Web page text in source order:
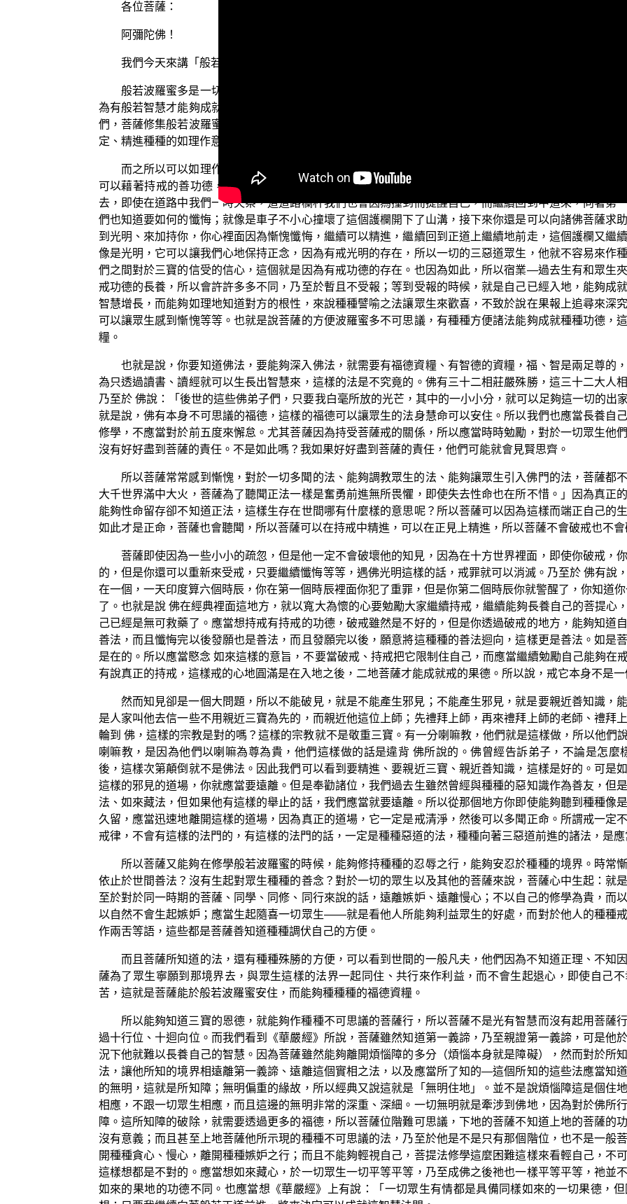
各位菩薩：
阿彌陀佛！
我們今天來講「般若波羅蜜多」。
般若波羅蜜多是一切菩薩所當修學，因為般若波羅蜜所引生的智慧，能夠長養其他的五度波羅蜜，乃
為有般若智慧才能夠成就。而菩薩修學般若波羅蜜的時候，一般人就以為是只要專心在經典上用功，這樣
們，菩薩修集般若波羅蜜多的時候，一樣要修學種種的功德，一樣要修集種種的福德，而這些功德、福德
定、精進種種的如理作意之行。
而之所以可以如理作意，就是因為般若智慧作為整個波羅蜜多的主幹，可以依此正道而行。菩薩因此
可以藉著持戒的善功德，可以不墮落到三惡道去。戒就像是我們行走道路的欄杆，又像是道路的護欄，
去，即使在道路中我們一時失察，這道路欄杆我們也會因為撞到而提醒自己，而繼續回到中道來，向著第
們也知道要如何的懺悔；就像是車子不小心撞壞了這個護欄開下了山溝，接下來你還是可以向諸佛菩薩求
到光明、來加持你，你心裡面因為慚愧懺悔，繼續可以精進，繼續回到正道上繼續地前走，這個護欄又繼
像是光明，它可以讓我們心地保持正念，因為有戒光明的存在，所以一切的三惡道眾生，他就不容易來作
們之間對於三寶的信受的信心，這個就是因為有戒功德的存在。也因為如此，所以宿業—過去生有和眾生
戒功德的長養，所以會許許多多不同，乃至於暫且不受報；等到受報的時候，就是自己已經入地，能夠成
智慧增長，而能夠如理地知道對方的根性，來說種種譬喻之法讓眾生來歡喜，不致於說在果報上追尋來深
可以讓眾生感到慚愧等等。也就是說菩薩的方便波羅蜜多不可思議，有種種方便諸法能夠成就種種功德，
糧。
也就是說，你要知道佛法，要能夠深入佛法，就需要有福德資糧、有智德的資糧，福、智是兩足尊的
為只透過讀書、讀經就可以生長出智慧來，這樣的法是不究竟的。佛有三十二相莊嚴殊勝，這三十二大人
乃至於 佛說：「後世的這些佛弟子們，只要我白毫所放的光芒，其中的一小小分，就可以足夠這一切的出
就是說，佛有本身不可思議的福德，這樣的福德可以讓眾生的法身慧命可以安住。所以我們也應當長養自
修學，不應當對於前五度來懈怠。尤其菩薩因為持受菩薩戒的關係，所以應當時時勉勵，對於一切眾生他
沒有好好盡到菩薩的責任。不是如此嗎？我如果好好盡到菩薩的責任，他們可能就會見賢思齊。
所以菩薩常常感到慚愧，對於一切多聞的法、能夠調教眾生的法、能夠讓眾生引入佛門的法，菩薩都
大千世界滿中大火，菩薩為了聽聞正法一樣是奮勇前進無所畏懼，即使失去性命也在所不惜。」因為真正
能夠性命留存卻不知道正法，這樣生存在世間哪有什麼樣的意思呢？所以菩薩可以因為這樣而端正自己的
如此才是正命，菩薩也會聽聞，所以菩薩可以在持戒中精進，可以在正見上精進，所以菩薩不會破戒也不會
菩薩即使因為一些小小的疏忽，但是他一定不會破壞他的知見，因為在十方世界裡面，即使你破戒，
的，但是你還可以重新來受戒，只要繼續懺悔等等，遇佛光明這樣的話，戒罪就可以消滅。乃至於 佛有說
在一個，一天印度算六個時辰，你在第一個時辰裡面你犯了重罪，但是你第二個時辰你就警醒了，你知道
了。也就是說 佛在經典裡面這地方，就以寬大為懷的心要勉勵大家繼續持戒，繼續能夠長養自己的菩提心
己已經是無可救藥了。應當想持戒有持戒的功德，破戒雖然是不好的，但是你透過破戒的地方，能夠知道
善法，而且懺悔完以後發願也是善法，而且發願完以後，願意將這種種的善法迴向，這樣更是善法。如是
是在的。所以應當愍念 如來這樣的意旨，不要當破戒、持戒把它限制住自己，而應當繼續勉勵自己能夠在
有說真正的持戒，這樣戒的心地圓滿是在入地之後，二地菩薩才能成就戒的果德。所以說，戒它本身不是一
然而知見卻是一個大問題，所以不能破見，就是不能產生邪見；不能產生邪見，就是要親近善知識，
是人家叫他去信一些不用親近三寶為先的，而親近他這位上師；先禮拜上師，再來禮拜上師的老師、禮拜
輪到 佛，這樣的宗教是對的嗎？這樣的宗教就不是敬重三寶。有一分喇嘛教，他們就是這樣做，所以他們
喇嘛教，是因為他們以喇嘛為尊為貴，他們這樣做的話是違背 佛所說的。佛曾經告訴弟子，不論是怎麼
後，這樣次第顛倒就不是佛法。因此我們可以看到要精進、要親近三寶、親近善知識，這樣是好的。可是
這樣的邪見的道場，你就應當要遠離。但是奉勸諸位，我們過去生雖然曾經與種種的惡知識作為善友，但
法、如來藏法，但如果他有這樣的舉止的話，我們應當就要遠離。所以從那個地方你即使能夠聽到種種像
久留，應當迅速地離開這樣的道場，因為真正的道場，它一定是戒清淨，然後可以多聞正命。所謂戒一定
戒律，不會有這樣的法門的，有這樣的法門的話，一定是種種惡道的法，種種向著三惡道前進的諸法，是應
所以菩薩又能夠在修學般若波羅蜜的時候，能夠修持種種的忍辱之行，能夠安忍於種種的境界。時常
依止於世間善法？沒有生起對眾生種種的善念？對於一切的眾生以及其他的菩薩來說，菩薩心中生起：就
至於對於同一時期的菩薩、同學、同修、同行來說的話，遠離嫉妒、遠離慢心；不以自己的修學為貴，而
以自然不會生起嫉妒；應當生起隨喜一切眾生——就是看他人所能夠利益眾生的好處，而對於他人的種種
作兩舌等語，這些都是菩薩善知道種種調伏自己的方便。
而且菩薩所知道的法，還有種種殊勝的方便，可以看到世間的一般凡夫，他們因為不知道正理、不知
薩為了眾生寧願到那境界去，與眾生這樣的法界一起同住、共行來作利益，而不會生起退心，即使自己
苦，這就是菩薩能於般若波羅蜜安住，而能夠種種種的福德資糧。
所以能夠知道三寶的恩德，就能夠作種種不可思議的菩薩行，所以菩薩不是光有智慧而沒有起用菩薩
過十行位、十迴向位。而我們看到《華嚴經》所說，菩薩雖然知道第一義諦，乃至親證第一義諦，可是他
況下他就難以長養自己的智慧。因為菩薩雖然能夠離開煩惱障的多分（煩惱本身就是障礙），然而對於所
法，讓他所知的境界相遠離第一義諦、遠離這個實相之法，以及應當所了知的—這個所知的這些法應當知
的無明，這就是所知障；無明偏重的緣故，所以經典又說這就是「無明住地」。並不是說煩惱障這是個住
相應，不跟一切眾生相應，而且這邊的無明非常的深重、深細。一切無明就是牽涉到佛地，因為對於佛所
障。這所知障的破除，就需要透過更多的福德，所以菩薩位階難可思議，下地的菩薩不知道上地的菩薩的
沒有意義；而且甚至上地菩薩他所示現的種種不可思議的法，乃至於他是不是只有那個階位，也不是一般
開種種貪心、慢心，離開種種嫉妒之行；而且不能夠輕視自己，菩提法修學這麼困難這樣來看輕自己，不
這樣想都是不對的。應當想如來藏心，於一切眾生一切平等平等，乃至成佛之後祂也一樣平等平等，祂並
如來的果地的功德不同。也應當想《華嚴經》上有說：「一切眾生有情都是具備同樣如來的一切果德，